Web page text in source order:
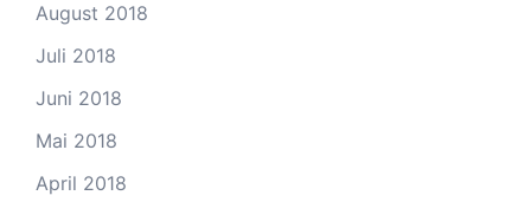
August 2018
Juli 2018
Juni 2018
Mai 2018
April 2018